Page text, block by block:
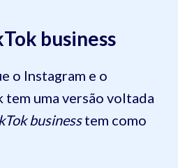
business
o Instagram e o
tem uma versão voltada
businesstem como